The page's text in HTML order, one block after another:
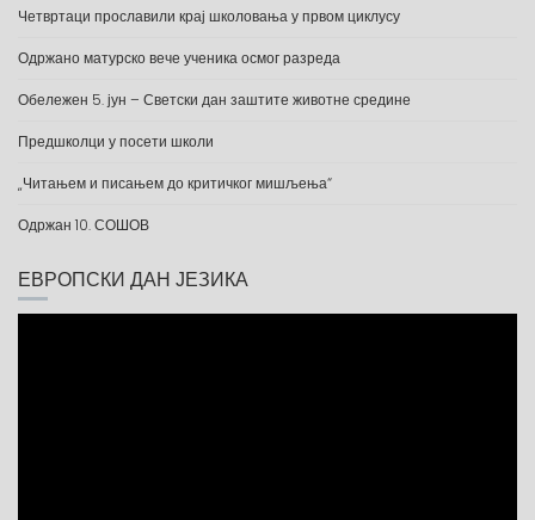
Четвртаци прославили крај школовања у првом циклусу
Одржано матурско вече ученика осмог разреда
Обележен 5. јун – Светски дан заштите животне средине
Предшколци у посети школи
„Читањем и писањем до критичког мишљења“
Одржан 10. СОШОВ
ЕВРОПСКИ ДАН ЈЕЗИКА